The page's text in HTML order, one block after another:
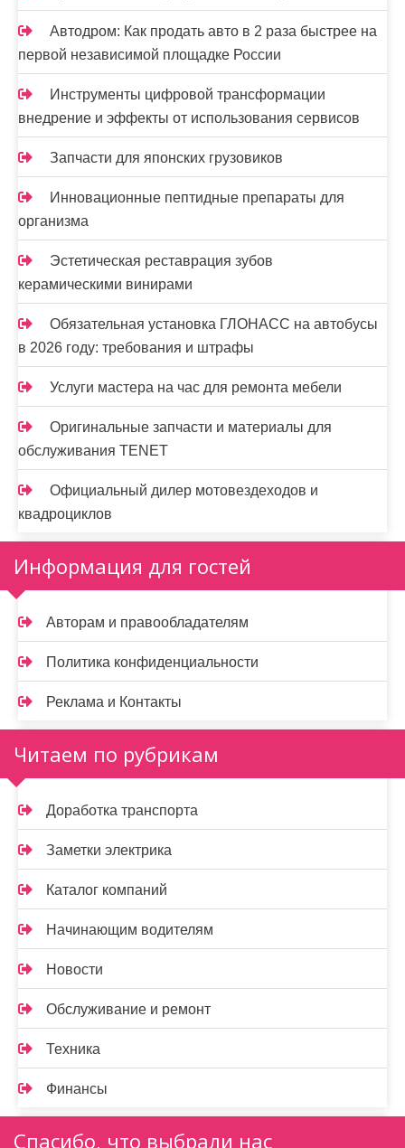
Автодром: Как продать авто в 2 раза быстрее на
первой независимой площадке России
Инструменты цифровой трансформации
внедрение и эффекты от использования сервисов
Запчасти для японских грузовиков
Инновационные пептидные препараты для
организма
Эстетическая реставрация зубов
керамическими винирами
Обязательная установка ГЛОНАСС на автобусы
в 2026 году: требования и штрафы
Услуги мастера на час для ремонта мебели
Оригинальные запчасти и материалы для
обслуживания TENET
Официальный дилер мотовездеходов и
квадроциклов
Информация для гостей
Авторам и правообладателям
Политика конфиденциальности
Реклама и Контакты
Читаем по рубрикам
Доработка транспорта
Заметки электрика
Каталог компаний
Начинающим водителям
Новости
Обслуживание и ремонт
Техника
Финансы
Спасибо, что выбрали нас